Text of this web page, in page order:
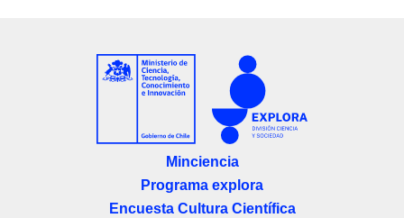
Minciencia
Programa explora
Encuesta Cultura Científica